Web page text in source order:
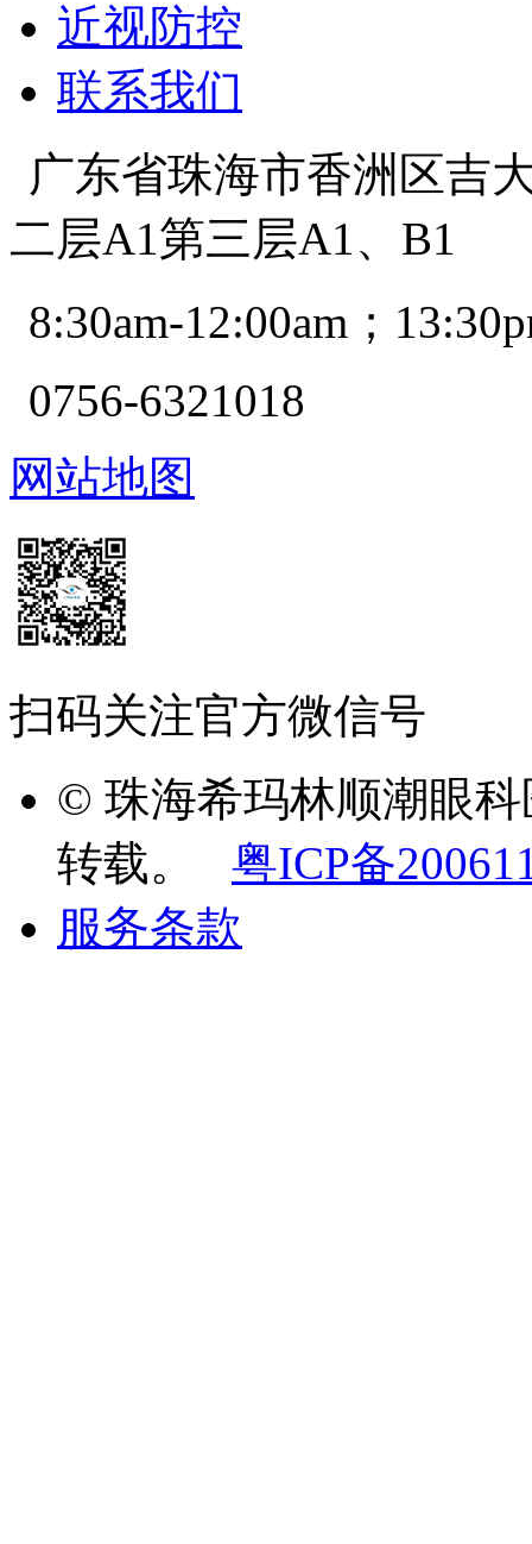
近视防控
联系我们
广东省珠海市香洲区吉
二层A1第三层A1、B1
8:30am-12:00am；
0756-6321018
网站地图
扫码关注官方微信号
© 珠海希玛林顺潮眼
转载。
粤ICP备
服务条款